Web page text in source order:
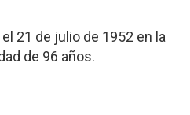
21 de julio de 1952 en la
de 96 años.